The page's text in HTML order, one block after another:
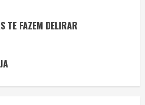
TE FAZEM DELIRAR